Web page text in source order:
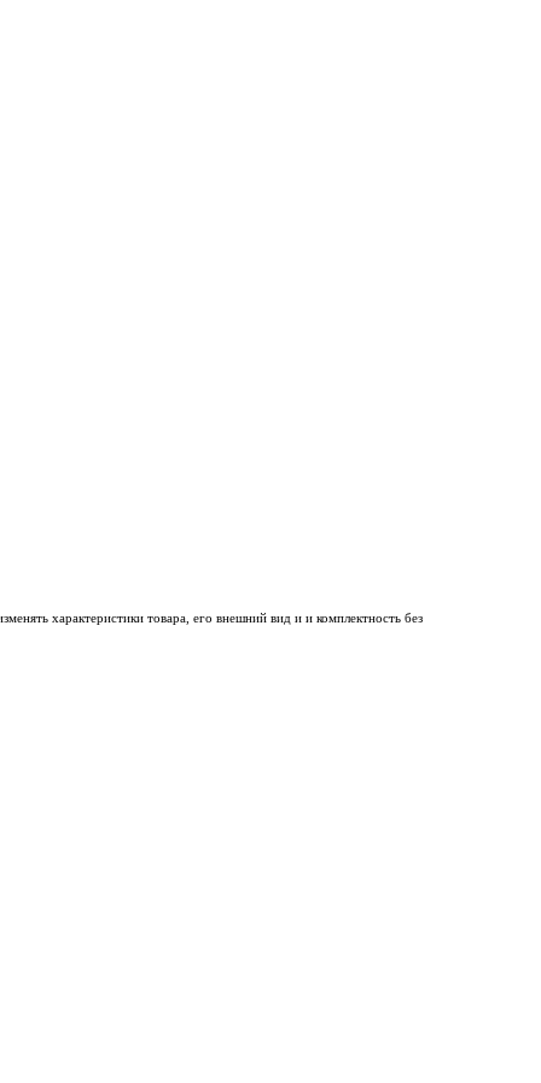
характеристики товара, его внешний вид и и комплектность без